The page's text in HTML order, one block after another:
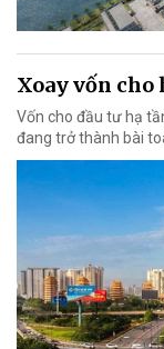
Xoay vốn cho
Vốn cho đầu tư hạ
đang trở thành bài